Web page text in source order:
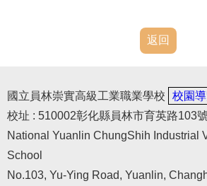
返回
國立員林崇實高級工業職業學校
校園
校址 : 510002彰化縣員林市育英路103號
National Yuanlin ChungShih Industrial
School
No.103, Yu-Ying Road, Yuanlin,